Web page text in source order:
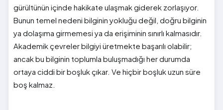
gürültünün içinde hakikate ulaşmak giderek zorlaşıyor.
Bunun temel nedeni bilginin yokluğu değil, doğru bilginin
ya dolaşıma girmemesi ya da erişiminin sınırlı kalmasıdır.
Akademik çevreler bilgiyi üretmekte başarılı olabilir;
ancak bu bilginin toplumla buluşmadığı her durumda
ortaya ciddi bir boşluk çıkar. Ve hiçbir boşluk uzun süre
boş kalmaz.